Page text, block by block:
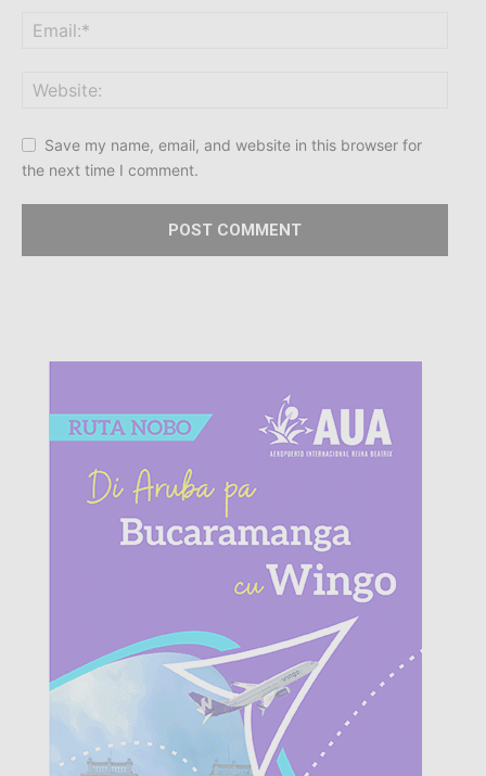
Save my name, email, and website in this browser for
the next time I comment.